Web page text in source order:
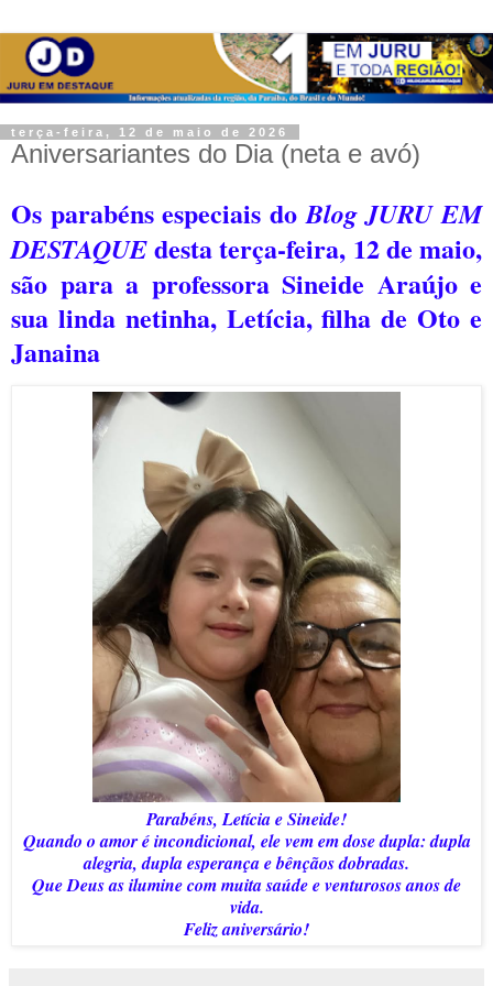
terça-feira, 12 de maio de 2026
Aniversariantes do Dia (neta e avó)
Os parabéns especiais doBlog JURU EM
DESTAQUEdesta terça-feira, 12 de maio,
são para a professora Sineide Araújo e
sua linda netinha, Letícia, filha de Oto e
Janaina
Parabéns, Letícia e Sineide!
Quando o amor é incondicional, ele vem em dose dupla: dupla
alegria, dupla esperança e bênçãos dobradas.
Que Deus as ilumine com muita saúde e venturosos anos de
vida.
Feliz aniversário!